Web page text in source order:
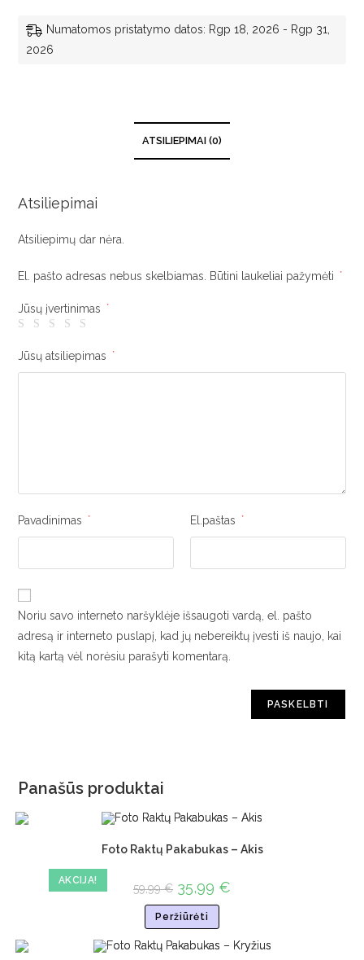
Numatomos pristatymo datos: Rgp 18, 2026 - Rgp 31,
2026
ATSILIEPIMAI (0)
Atsiliepimai
Atsiliepimų dar nėra.
El. pašto adresas nebus skelbiamas. Būtini laukeliai pažymėti *
Jūsų įvertinimas *
Jūsų atsiliepimas *
Pavadinimas * El.paštas *
Noriu savo interneto naršyklėje išsaugoti vardą, el. pašto
adresą ir interneto puslapį, kad jų nebereiktų įvesti iš naujo, kai
kitą kartą vėl norėsiu parašyti komentarą.
Panašūs produktai
AKCIJA!
Foto Raktų Pakabukas – Akis
59,99€ 35,99 €
Peržiūrėti